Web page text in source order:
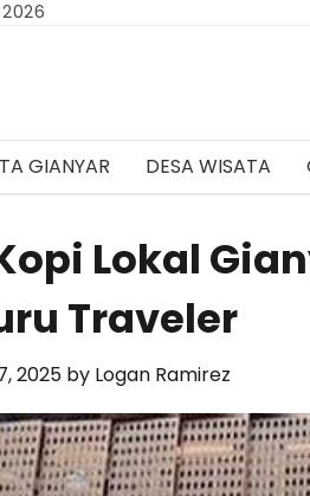
GIANYAR DESA WISATA
Lokal
Traveler
2025 by Logan Ramirez